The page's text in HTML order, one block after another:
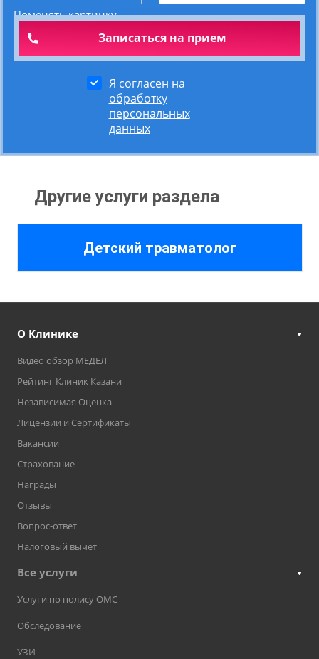
Поменять картинку
Я согласен на
обработку
персональных
данных
Другие услуги раздела
Детский травматолог
О Клинике
Видео обзор МЕДЕЛ
Рейтинг Клиник Казани
Независимая Оценка
Лицензии и Сертификаты
Вакансии
Страхование
Награды
Отзывы
Вопрос-ответ
Налоговый вычет
Все услуги
Услуги по полису ОМС
Обследование
УЗИ